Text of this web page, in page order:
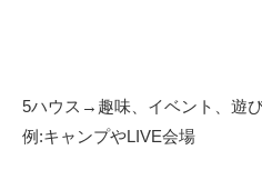
5ハウス→趣味、イベント、遊
例:キャンプやLIVE会場